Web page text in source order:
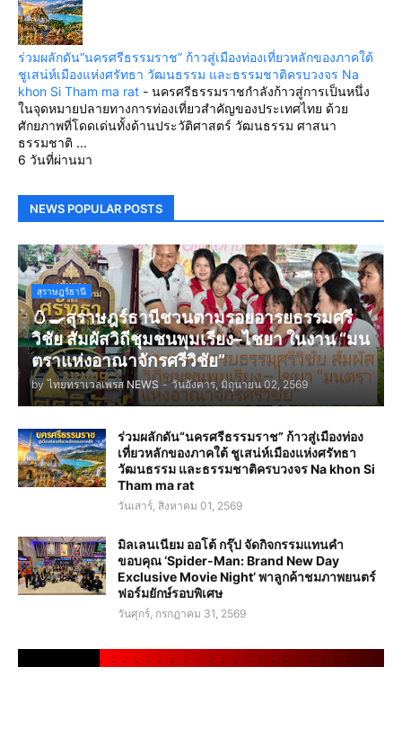
ร่วมผลักดัน“นครศรีธรรมราช” ก้าวสู่เมืองท่องเที่ยวหลักของภาคใต้
ชูเสน่ห์เมืองแห่งศรัทธา วัฒนธรรม และธรรมชาติครบวงจร Na
khon Si Tham ma rat - นครศรีธรรมราชกำลังก้าวสู่การเป็นหนึ่ง
ในจุดหมายปลายทางการท่องเที่ยวสำคัญของประเทศไทย ด้วย
ศักยภาพที่โดดเด่นทั้งด้านประวัติศาสตร์ วัฒนธรรม ศาสนา
ธรรมชาติ ...
6 วันที่ผ่านมา
NEWS POPULAR POSTS
สุราษฎร์ธานี
🥚🍳สุราษฎร์ธานีชวนตามรอยอารยธรรมศรี
วิชัย สัมผัสวิถีชุมชนพุมเรียง–ไชยา ในงาน “มน
ตราแห่งอาณาจักรศรีวิชัย”
by ไทยทราเวลเพรส NEWS - วันอังคาร, มิถุนายน 02, 2569
ร่วมผลักดัน“นครศรีธรรมราช” ก้าวสู่เมืองท่อง
เที่ยวหลักของภาคใต้ ชูเสน่ห์เมืองแห่งศรัทธา
วัฒนธรรม และธรรมชาติครบวงจร Na khon Si
Tham ma rat
วันเสาร์, สิงหาคม 01, 2569
มิลเลนเนียม ออโต้ กรุ๊ป จัดกิจกรรมแทนคำ
ขอบคุณ ‘Spider-Man: Brand New Day
Exclusive Movie Night’ พาลูกค้าชมภาพยนตร์
ฟอร์มยักษ์รอบพิเศษ
วันศุกร์, กรกฎาคม 31, 2569
. . . . . . . . . . . . . . . . . . . . . . .